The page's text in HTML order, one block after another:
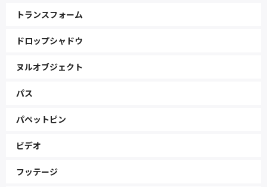
トランスフォーム
ドロップシャドウ
ヌルオブジェクト
パス
パペットピン
ビデオ
フッテージ